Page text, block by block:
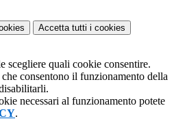
Accetta tutti i cookies
scegliere quali cookie consentire.
consentono il funzionamento della
necessari al funzionamento potete
.